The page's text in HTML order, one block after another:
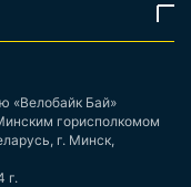
«Велобайк Бай»
горисполкомом
г. Минск,
г.